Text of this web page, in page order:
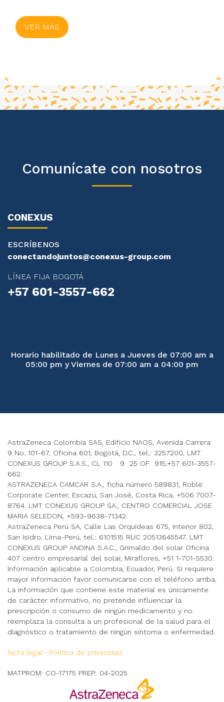
VER MÁS
Comunícate con nosotros
CONEXUS
ESCRÍBENOS
conectandojuntos@conexus-group.com
LÍNEA FIJA BOGOTÁ
+57 601-3557-662
Horario habilitado de Lunes a Jueves de 07:00 am a
05:00 pm y Viernes de 07:00 am a 04:00 pm
AstraZeneca Colombia SAS, Edificio NAOS, Avenida Carrera
9 No. 101-67, Oficina 601, Bogotá, D.C., tel.: 3257200. LMT
CONEXUS GROUP S.A.S., CL 110 9 25 OF 915,+57 601-3557-
662.
ASTRAZENECA CAMCAR S.A., ficha número 589831, Roble
Corporate Center, Escazú, San José, Costa Rica, +506 7007-
8764. LMT CONEXUS GROUP SA., CENTRO COMERCIAL JOSE
MARIA SELEDON, +593-9638-71342.
AstraZeneca Perú SA, Calle Las Orquídeas 675, Interior 802,
San Isidro, Lima-Perú, tel.: 6101515 RUC 20513645547. LMT
CONEXUS GROUP ANDINA S.A.C., Grimaldo del solar Oficina
407 centro empresarial del solar, Miraflores, +51 1-701-5530.
Información aplicable a Colombia, Ecuador, Perú. Si requiere
mayor información favor comunicarse con el teléfono arriba.
La información que contiene este material es únicamente
de carácter informativo, no pretende influenciar la
prescripción o consumo de ningún medicamento y no
reemplaza la consulta a un profesional de la salud para el
diagnóstico o tratamiento de ningún síntoma o enfermedad.
Nota legal · Politica de privacidad
MATPROM: CO-17175 PREP: 04-2025